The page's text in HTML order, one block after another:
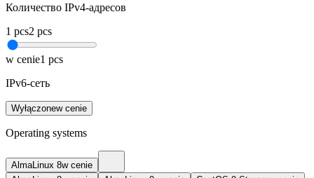
Количество IPv4-адресов
1 pcs2 pcs
w cenie1 pcs
IPv6-сеть
Wyłączonew cenie
Operating systems
AlmaLinux 8w cenie